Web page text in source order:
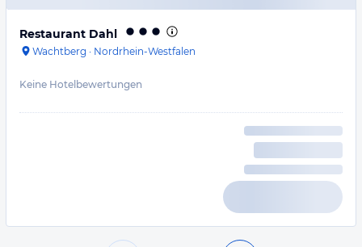
Restaurant Dahl
Wachtberg · Nordrhein-Westfalen
Keine Hotelbewertungen